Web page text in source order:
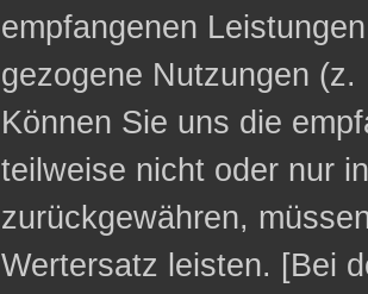
empfangenen
gezogene Nutzungen
Können Sie uns die
teilweise nicht oder nur
zurückgewähren,
Wertersatz leisten. [Bei